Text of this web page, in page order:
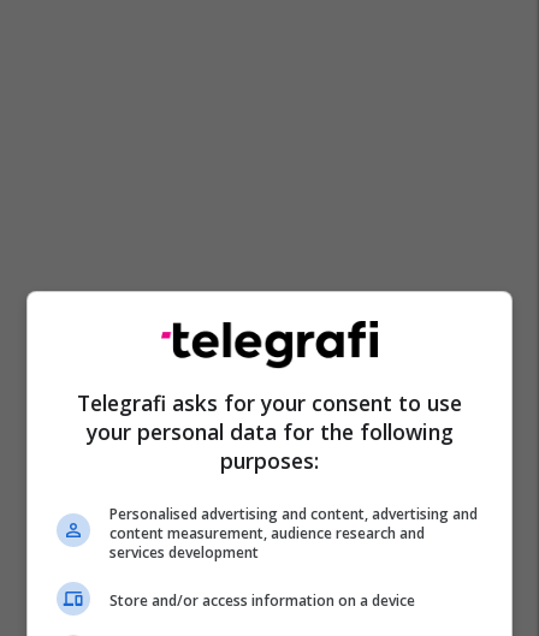
Telegrafi asks for your consent to use
your personal data for the following
purposes:
Personalised advertising and content, advertising and
content measurement, audience research and
services development
Store and/or access information on a device